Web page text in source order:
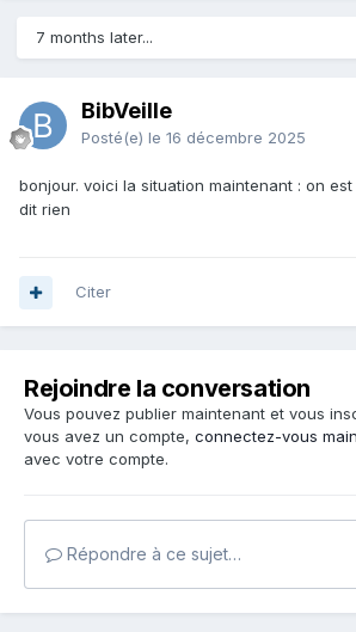
7 months later...
BibVeille
Posté(e) le 16 décembre 2025
bonjour. voici la situation maintenant : on
dit rien
Citer
Rejoindre la conversation
Vous pouvez publier maintenant et vous
vous avez un compte, connectez-vous
avec votre compte.
Répondre à ce sujet…